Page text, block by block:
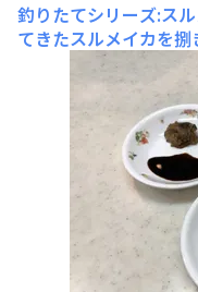
釣りたてシリーズ:スル
てきたスルメイカを
スだったので、巨大
ん:イカチチとも呼ば
アテにしました。😋
チチ・肝臓となりま